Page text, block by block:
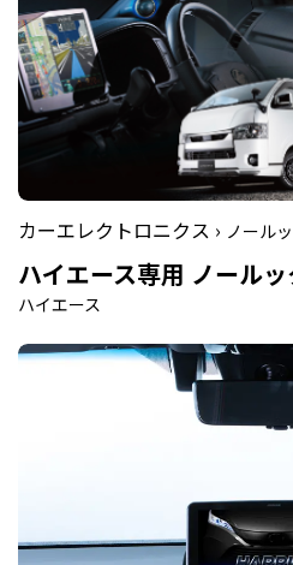
カーエレクトロニクス › ノール
ハイエース専用 ノール
ハイエース